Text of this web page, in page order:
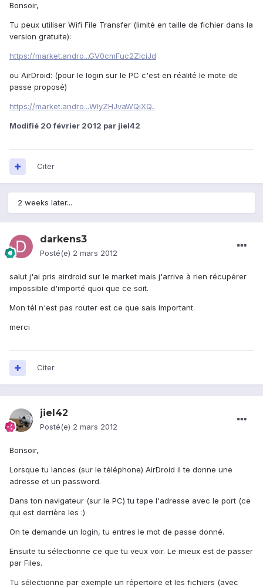
Bonsoir,
Tu peux utiliser Wifi File Transfer (limité en taille de fichier dans la
version gratuite):
https://market.andro...GV0cmFuc2ZlciJd
ou AirDroid: (pour le login sur le PC c'est en réalité le mote de
passe proposé)
https://market.andro...WlyZHJvaWQiXQ..
Modifié 20 février 2012 par jiel42
Citer
2 weeks later...
darkens3
Posté(e) 2 mars 2012
salut j'ai pris airdroid sur le market mais j'arrive à rien récupérer
impossible d'importé quoi que ce soit.
Mon tél n'est pas router est ce que sais important.
merci
Citer
jiel42
Posté(e) 2 mars 2012
Bonsoir,
Lorsque tu lances (sur le téléphone) AirDroid il te donne une
adresse et un password.
Dans ton navigateur (sur le PC) tu tape l'adresse avec le port (ce
qui est derrière les :)
On te demande un login, tu entres le mot de passe donné.
Ensuite tu sélectionne ce que tu veux voir. Le mieux est de passer
par Files.
Tu sélectionne par exemple un répertoire et les fichiers (avec